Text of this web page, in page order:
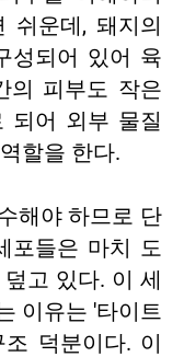
쉬운데, 돼지의
성되어 있어 육
의 피부도 작은
되어 외부 물질
할을 한다.
해야 하므로 단
포들은 마치 도
고 있다. 이 세
이유는 '타이트
덕분이다. 이